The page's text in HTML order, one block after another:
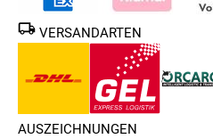
VERSANDARTEN
AUSZEICHNUNGEN